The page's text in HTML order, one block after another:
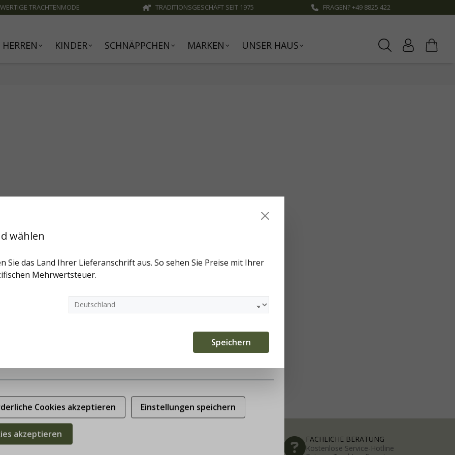
TRACHTENMODE TRADITIONSGESCHÄFT SEIT 1975 FRAGEN? +49 8825 422
HERREN KINDER SCHNÄPPCHEN MARKEN UNSER HAUS
TRACHTEN
Sortiment
FACHLICHE BERATUNG
Kostenlose Service-Hotline
Cookies akzeptieren Einstellungen speichern
akzeptieren
wählen
Sie das Land Ihrer Lieferanschrift aus. So sehen Sie Preise mit Ihrer
Mehrwertsteuer.
Speichern